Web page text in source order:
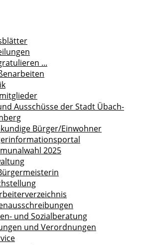
...
Ausschüsse der Stadt Übach-
Bürger/Einwohner
2025
und Sozialberatung
und Verordnungen